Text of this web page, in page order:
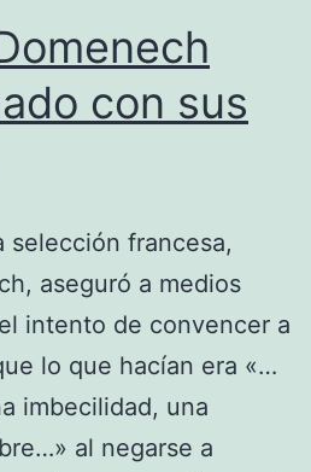
con sus
selección francesa,
aseguró a medios
intento de convencer a
lo que hacían era «…
imbecilidad, una
al negarse a